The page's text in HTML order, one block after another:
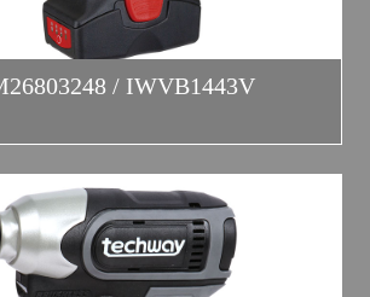
/ IWVB1443V